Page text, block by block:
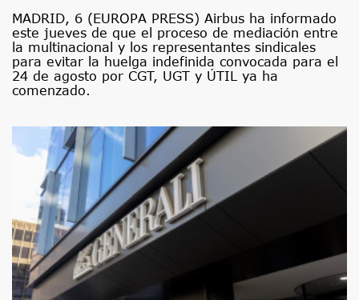
MADRID, 6 (EUROPA PRESS) Airbus ha informado
este jueves de que el proceso de mediación entre
la multinacional y los representantes sindicales
para evitar la huelga indefinida convocada para el
24 de agosto por CGT, UGT y ÚTIL ya ha
comenzado.